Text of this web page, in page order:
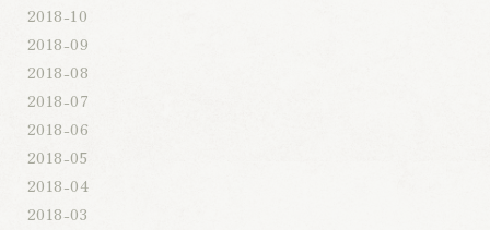
2018-10
2018-09
2018-08
2018-07
2018-06
2018-05
2018-04
2018-03